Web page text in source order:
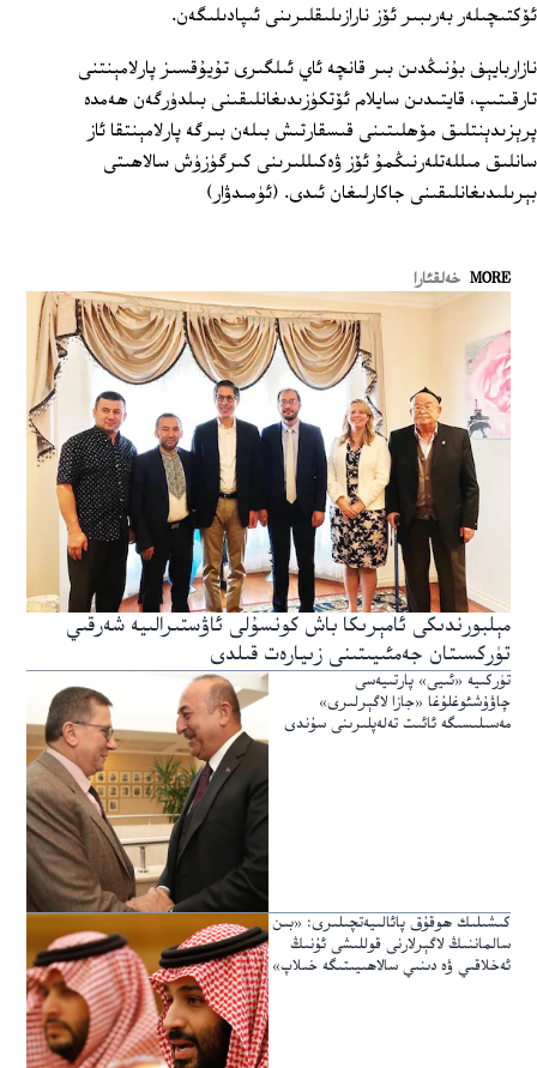
ئۆكتىچىلەر بەرىبىر ئۆز نارازىلىقلىرىنى ئىپادىلىگەن.
نازاربايېف بۇنىڭدىن بىر قانچە ئاي ئىلگىرى تۇيۇقسىز پارلامېنتنى
تارقىتىپ، قايتىدىن سايلام ئۆتكۈزىدىغانلىقىنى بىلدۈرگەن ھەمدە
پرېزىدېنتلىق مۆھلىتىنى قىسقارتىش بىلەن بىرگە پارلامېنتقا ئاز
سانلىق مىللەتلەرنىڭمۇ ئۆز ۋەكىللىرىنى كىرگۈزۈش سالاھىتى
بېرىلىدىغانلىقىنى جاكارلىغان ئىدى. (ئۈمىدۋار)
MORE خەلقئارا
مېلبورندىكى ئامېرىكا باش كونسۇلى ئاۋستىرالىيە شەرقىي
تۈركسىتان جەمئىيىتىنى زىيارەت قىلدى
تۈركىيە «ئىيى» پارتىيەسى
چاۋۇشئوغلۇغا «جازا لاگېرلىرى»
مەسىلىسىگە ئائىت تەلەپلىرىنى سۇندى
كىشىلىك ھوقۇق پائالىيەتچىلىرى: «بىن
سالماننىڭ لاگېرلارنى قوللىشى ئۇنىڭ
ئەخلاقىي ۋە دىنىي سالاھىيىتىگە خىلاپ»